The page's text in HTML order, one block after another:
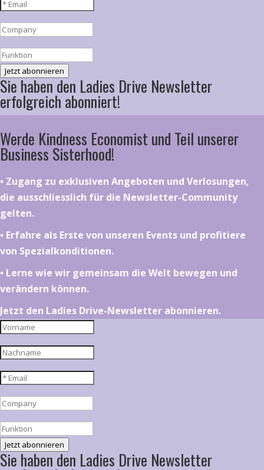
Jetzt abonnieren
Sie haben den Ladies Drive Newsletter
erfolgreich abonniert!
Werde Kindness Economist und Teil unserer
Business Sisterhood!
•⁠ ⁠⁠Zugang zu exklusiven Angeboten und Verlosungen,
die ausschliesslich für die Newsletter-Community
gelten.
•⁠ ⁠⁠Erfahre als Erste von unseren Events und profitiere
von Spezialkonditionen.
•⁠ ⁠⁠Lerne wie wir gemeinsam die Welt bewegen und
verändern können.
Jetzt den Ladies Drive-Newsletter abonnieren.
Jetzt abonnieren
Sie haben den Ladies Drive Newsletter